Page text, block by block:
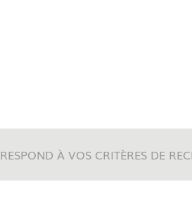
10KM 25KM
À VOS CRITÈRES DE